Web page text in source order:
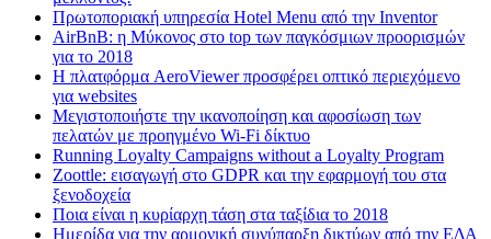
Πρωτοποριακή υπηρεσία Hotel Menu από την Inventor
AirBnB: η Μύκονος στο top των παγκόσμιων προορισμών
για το 2018
Η πλατφόρμα AeroViewer προσφέρει οπτικό περιεχόμενο
για websites
Μεγιστοποιήστε την ικανοποίηση και αφοσίωση των
πελατών με προηγμένο Wi-Fi δίκτυο
Running Loyalty Campaigns without a Loyalty Program
Zoottle: εισαγωγή στο GDPR και την εφαρμογή του στα
ξενοδοχεία
Ποια είναι η κυρίαρχη τάση στα ταξίδια το 2018
Ημερίδα για την αρμονική συνύπαρξη δικτύων από την ΕΔΑ